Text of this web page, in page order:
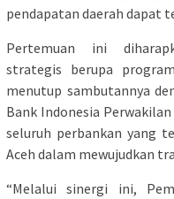
pendapatan daerah dapat
​Pertemuan ini
strategis berupa
menutup sambutannya
Bank Indonesia
seluruh perbankan yang
Aceh dalam mewujudkan
“​Melalui sinergi ini,